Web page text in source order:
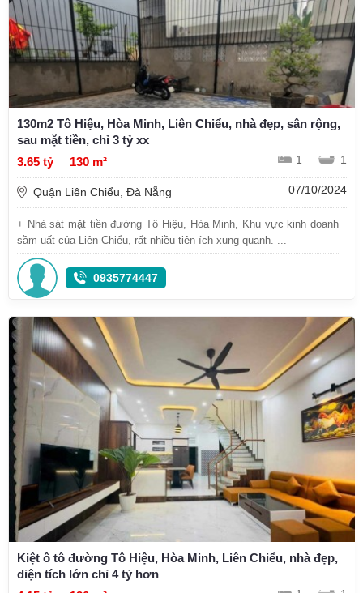
130m2 Tô Hiệu, Hòa Minh, Liên Chiểu, nhà đẹp, sân rộng,
sau mặt tiền, chỉ 3 tỷ xx
3.65 tỷ
130 m² 1 1
Quận Liên Chiểu, Đà Nẵng 07/10/2024
+ Nhà sát mặt tiền đường Tô Hiệu, Hòa Minh, Khu vực kinh doanh
sầm uất của Liên Chiểu, rất nhiều tiện ích xung quanh. ...
0935774447
Kiệt ô tô đường Tô Hiệu, Hòa Minh, Liên Chiểu, nhà đẹp,
diện tích lớn chỉ 4 tỷ hơn